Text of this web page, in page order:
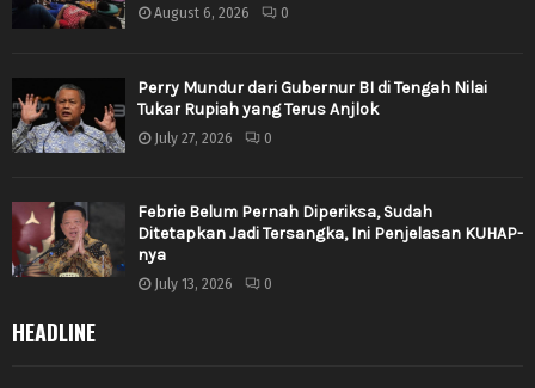
August 6, 2026 0
Perry Mundur dari Gubernur BI di Tengah Nilai
Tukar Rupiah yang Terus Anjlok
July 27, 2026 0
Febrie Belum Pernah Diperiksa, Sudah
Ditetapkan Jadi Tersangka, Ini Penjelasan KUHAP-
nya
July 13, 2026 0
HEADLINE